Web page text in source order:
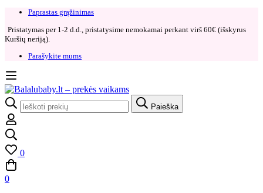
Paprastas grąžinimas​
Pristatymas per 1-2 d.d., pristatysime nemokamai perkant virš 60€ (išskyrus
Kuršių neriją).
Parašykite mums
Search
for:
Paieška
0
0